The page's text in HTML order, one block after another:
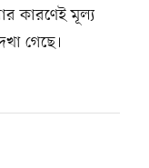
কারণেই মূল্য
গেছে।